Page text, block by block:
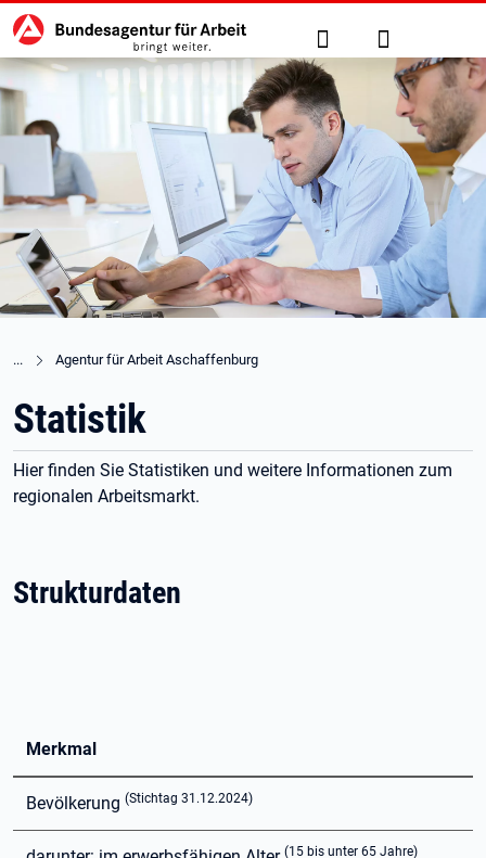
zu den Hauptinhalten springen
Hauptnavigation Suche Anmelden
Agentur für Arbeit Aschaffenburg
Statistik
Hier finden Sie Statistiken und weitere Informationen zum
regionalen Arbeitsmarkt.
Strukturdaten
Merkmal
Bevölkerung (Stichtag 31.12.2024)
(15 bis unter 65 Jahre)